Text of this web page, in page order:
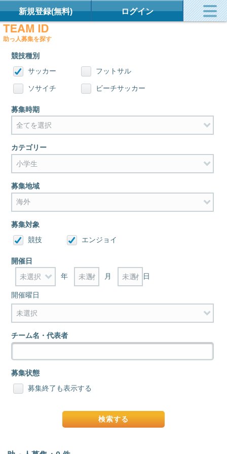
新規登録(無料) ログイン
助っ人募集を探す
競技種別
サッカー
フットサル
ソサイチ ビーチサッカー
募集時期
カテゴリー
募集地域
募集対象
競技
エンジョイ
開催日
年
月 日
開催曜日
チーム名・代表者
募集状態
募集終了も表示する